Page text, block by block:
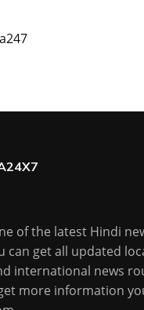
of the latest Hindi
can get all updated
international news
more information